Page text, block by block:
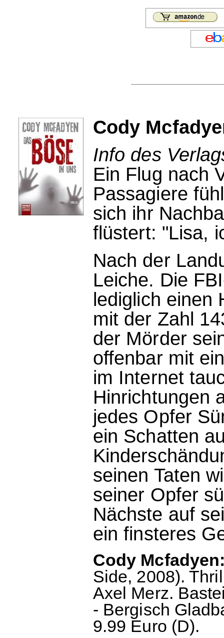
Cody
Info des
Ein Flug nach
Passagiere
sich ihr
flüstert: "Lisa,
Nach der
Leiche. Die
lediglich einen
mit der Zahl
der Mörder
offenbar mit
im Internet
Hinrichtungen
jedes Opfer
ein Schatten
seinen Taten
seiner Opfer
Nächste auf
ein finsteres
Cody
Side, 2008).
Axel Merz.
- Bergisch
9.99 Euro (D).